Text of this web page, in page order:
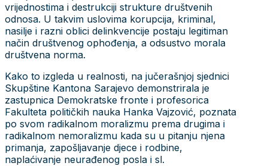
vrijednostima i destrukciji strukture društvenih
odnosa. U takvim uslovima korupcija, kriminal,
nasilje i razni oblici delinkvencije postaju legitiman
način društvenog ophođenja, a odsustvo morala
društvena norma.
Kako to izgleda u realnosti, na jučerašnjoj sjednici
Skupštine Kantona Sarajevo demonstrirala je
zastupnica Demokratske fronte i profesorica
Fakulteta političkih nauka Hanka Vajzović, poznata
po svom radikalnom moralizmu prema drugima i
radikalnom nemoralizmu kada su u pitanju njena
primanja, zapošljavanje djece i rodbine,
naplaćivanje neurađenog posla i sl.